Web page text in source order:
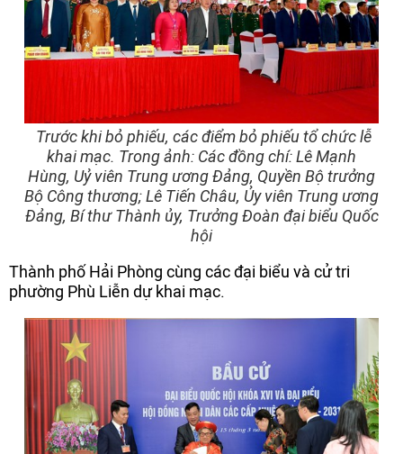
Trước khi bỏ phiếu, các điểm bỏ phiếu tổ chức lễ
khai mạc. Trong ảnh: Các đồng chí: Lê Mạnh
Hùng, Uỷ viên Trung ương Đảng, Quyền Bộ trưởng
Bộ Công thương; Lê Tiến Châu, Ủy viên Trung ương
Đảng, Bí thư Thành ủy, Trưởng Đoàn đại biểu Quốc
hội
Thành phố Hải Phòng cùng các đại biểu và cử tri
phường Phù Liễn dự khai mạc.